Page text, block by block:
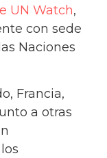
UN Watch,
con sede
Naciones
Francia,
a otras